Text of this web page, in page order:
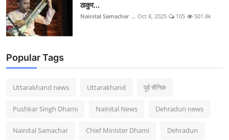
ठाकुर...
Nainital Samachar ... Oct 8, 2025 105 501.8k
Popular Tags
Uttarakhand news Uttarakhand पूर्व सैनिक
Pushkar Singh Dhami Nainital News Dehradun news
Nainital Samachar Chief Minister Dhami Dehradun